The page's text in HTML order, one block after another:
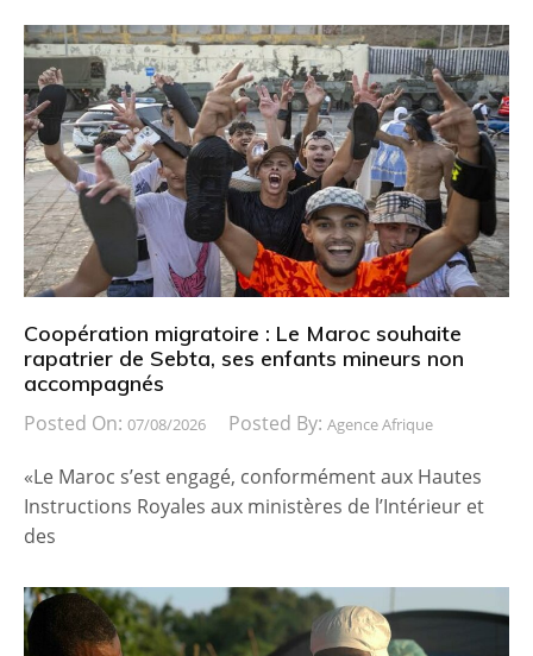
Coopération migratoire : Le Maroc souhaite
rapatrier de Sebta, ses enfants mineurs non
accompagnés
Posted On: 07/08/2026 Posted By: Agence Afrique
«Le Maroc s’est engagé, conformément aux Hautes
Instructions Royales aux ministères de l’Intérieur et
des